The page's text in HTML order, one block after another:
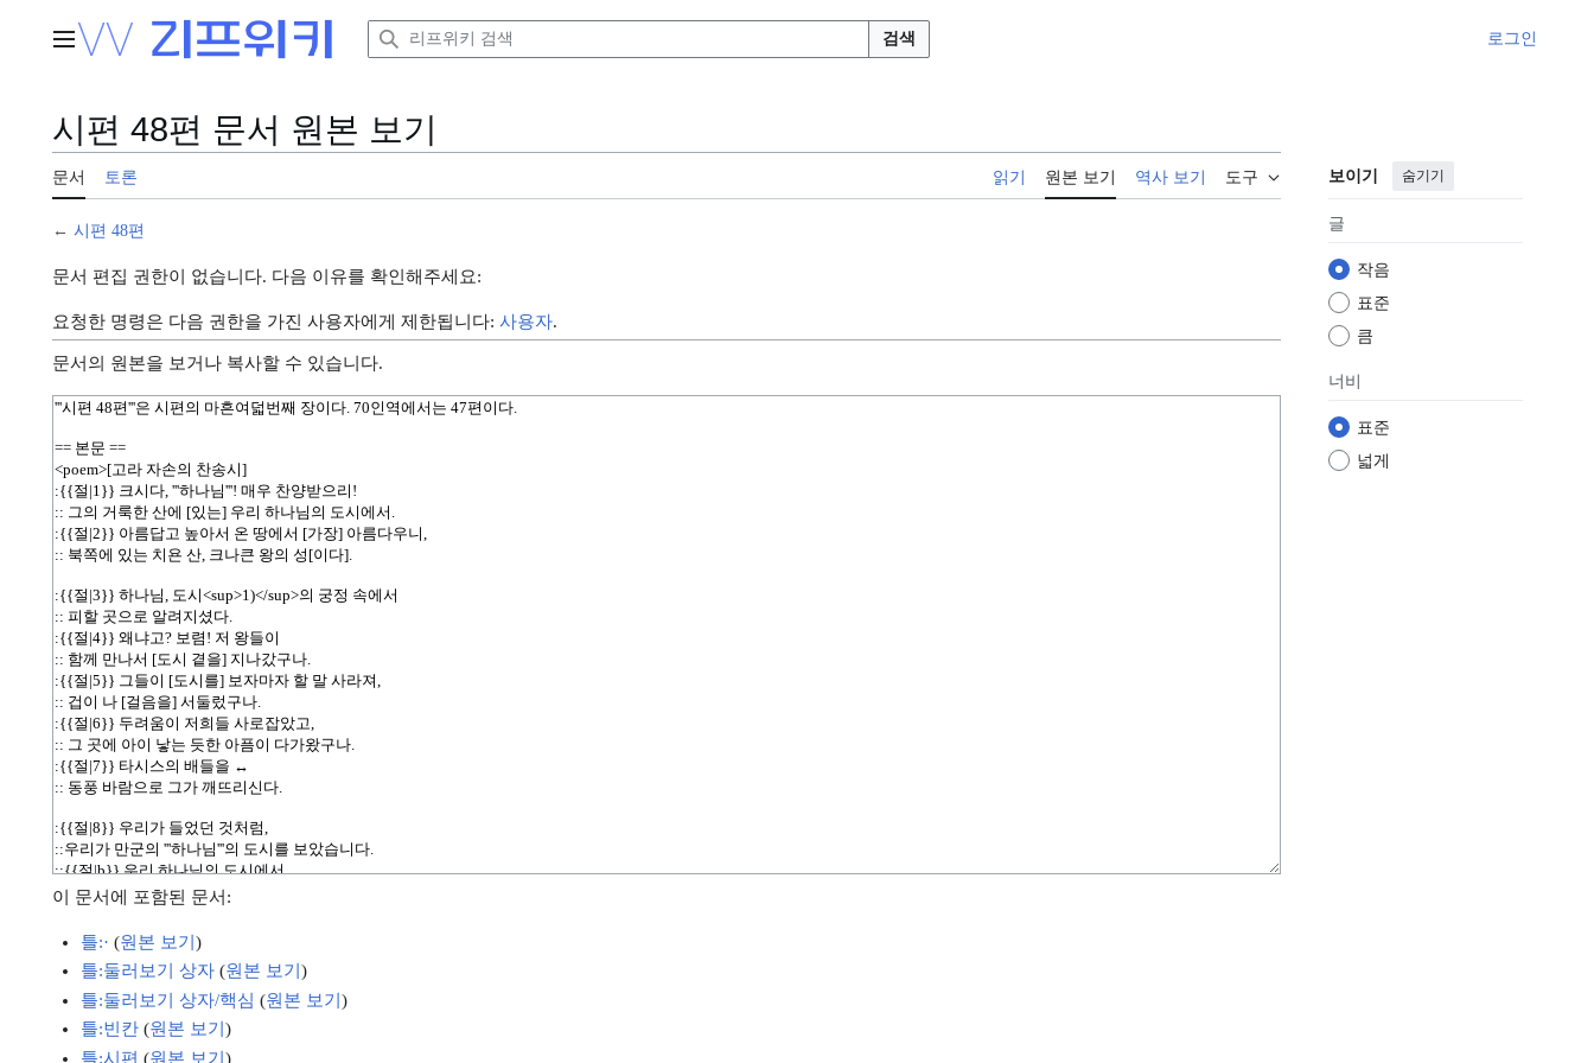
주 메뉴 검색 로그인
시편 48편 문서 원본 보기
문서 토론 읽기 원본 보기 역사 보기 도구 보이기 숨기기
글
작음
표준
큼
너비
표준
넓게
← 시편 48편
문서 편집 권한이 없습니다. 다음 이유를 확인해주세요:
요청한 명령은 다음 권한을 가진 사용자에게 제한됩니다: 사용자.
문서의 원본을 보거나 복사할 수 있습니다.
이 문서에 포함된 문서:
틀:· (원본 보기 )
틀:둘러보기 상자 (원본 보기 )
틀:둘러보기 상자/핵심 (원본 보기 )
틀:빈칸 (원본 보기 )
틀:시편 (원본 보기 )